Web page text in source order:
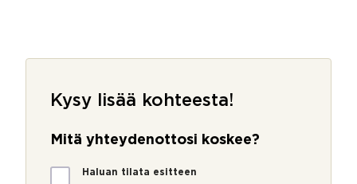
Kysy lisää kohteesta!
Mitä yhteydenottosi koskee?
M
Haluan tilata esitteen